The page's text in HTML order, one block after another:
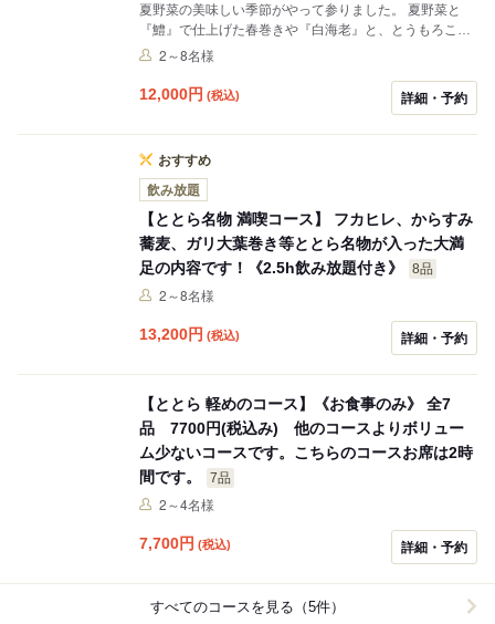
夏野菜の美味しい季節がやって参りました。 夏野菜と
『鱧』で仕上げた春巻きや『白海老』と、とうもろこし
をふんだんに使用した釜飯をご用意。 もちろん ととらの
大葉巻き カラスミ蕎麦もご用意しています。 夏の味覚が
頂きました。
2～8名様
12,000円 (税込) 詳細・予約
おすすめ
飲み放題
【ととら名物 満喫コース】 フカヒレ、からすみ
蕎麦、ガリ大葉巻き等ととら名物が入った大満
足の内容です！《2.5h飲み放題付き》
8品
2～8名様
13,200円 (税込) 詳細・予約
【ととら 軽めのコース】《お食事のみ》 全7
品 7700円(税込み) 他のコースよりボリュー
ム少ないコースです。こちらのコースお席は2時
間です。
7品
2～4名様
7,700円 (税込) 詳細・予約
すべてのコースを見る（5件）